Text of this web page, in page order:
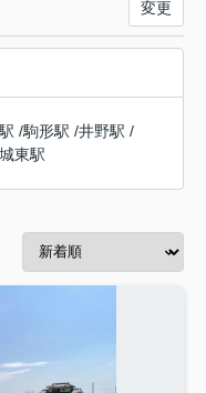
変更
/駒形駅 /井野駅 /
城東駅